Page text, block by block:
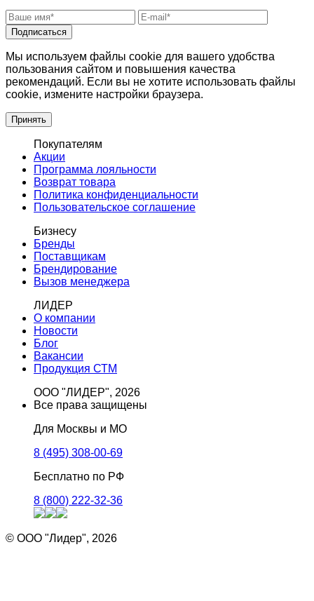
Подписаться
Мы используем файлы cookie для вашего удобства
пользования сайтом и повышения качества
рекомендаций. Если вы не хотите использовать файлы
cookie, измените настройки браузера.
Принять
Покупателям
Акции
Программа лояльности
Возврат товара
Политика конфиденциальности
Пользовательское соглашение
Бизнесу
Бренды
Поставщикам
Брендирование
Вызов менеджера
ЛИДЕР
О компании
Новости
Блог
Вакансии
Продукция СТМ
ООО "ЛИДЕР", 2026
Все права защищены
Для Москвы и МО
8 (495) 308-00-69
Бесплатно по РФ
8 (800) 222-32-36
© ООО "Лидер", 2026